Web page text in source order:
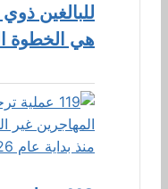
للبالغين ذوي
هي الخطوة